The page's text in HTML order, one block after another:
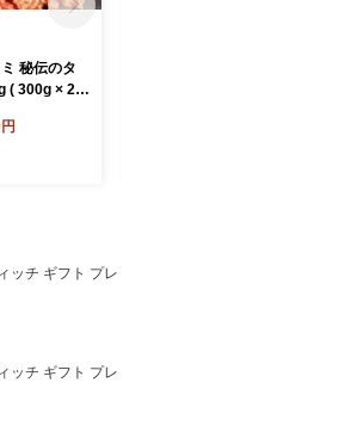
秘伝のタ
( 300g × 2パ
アリ やわ
ーベキュー
ッチ ギフト プレ
ッチ ギフト プレ